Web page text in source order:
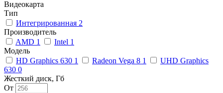
Видеокарта
Тип
Интегрированная 2
Производитель
AMD 1 Intel 1
Модель
HD Graphics 630 1 Radeon Vega 8 1
UHD Graphics
630 0
Жесткий диск, Гб
От